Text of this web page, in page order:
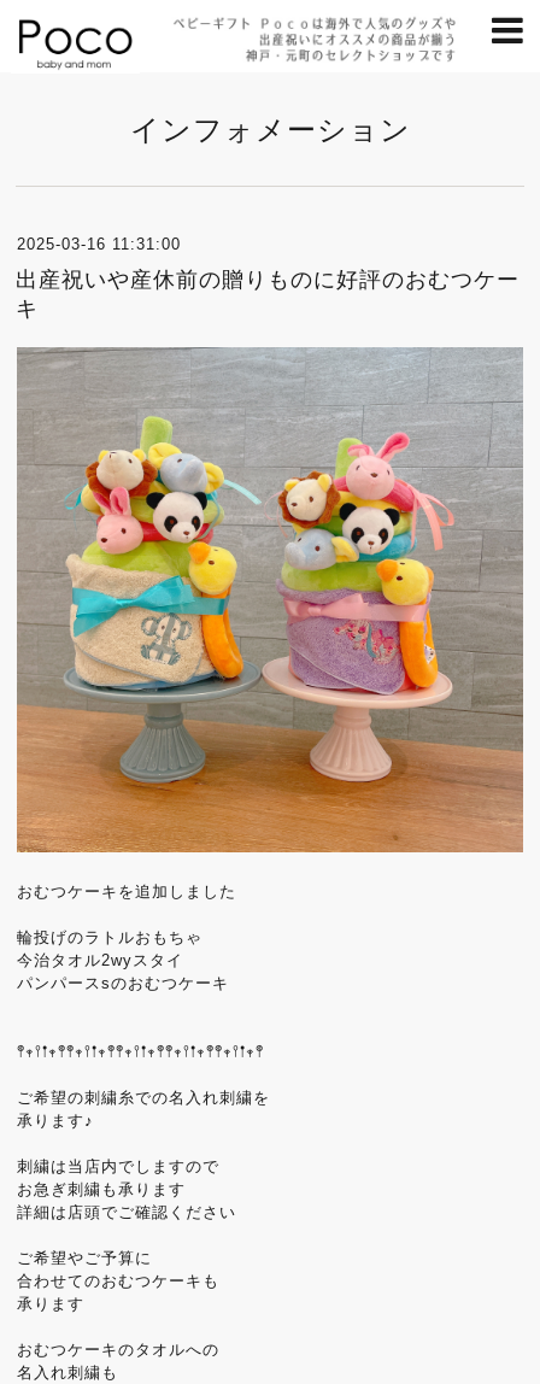
インフォメーション
2025-03-16 11:31:00
出産祝いや産休前の贈りものに好評のおむつケー
キ
おむつケーキを追加しました
輪投げのラトルおもちゃ
今治タオル2wyスタイ
パンパースsのおむつケーキ
𖤣𖥧𖥣𖡡𖥧𖤣𖤣𖥧𖥣𖡡𖥧𖤣𖤣𖥧𖥣𖡡𖥧𖤣𖤣𖥧𖥣𖡡𖥧𖤣𖤣𖥧𖥣𖡡𖥧𖤣
ご希望の刺繍糸での名入れ刺繍を
承ります♪
刺繍は当店内でしますので
お急ぎ刺繍も承ります
詳細は店頭でご確認ください
ご希望やご予算に
合わせてのおむつケーキも
承ります
おむつケーキのタオルへの
名入れ刺繍も